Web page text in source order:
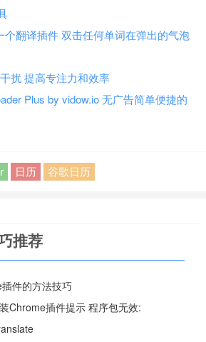
个翻译插件 双击任何单词在弹出的气泡
扰 提高专注力和效率
Plus by vidow.io 无广告简单便捷的
日历 谷歌日历
推荐
件的方法技巧
Chrome插件提示 程序包无效:
的解决办法